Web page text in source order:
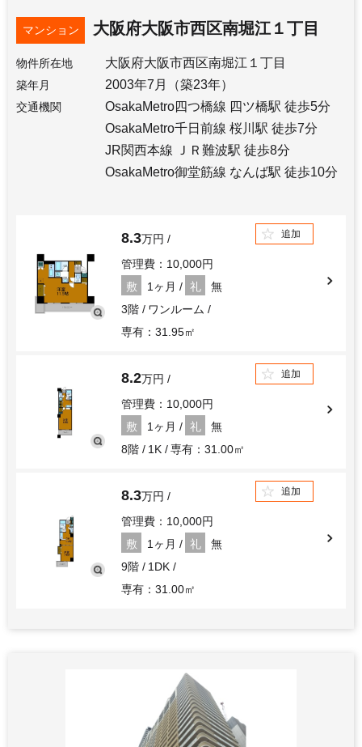
マンション 大阪府大阪市西区南堀江１丁目
物件所在地 大阪府大阪市西区南堀江１丁目
築年月 2003年7月（築23年）
交通機関
OsakaMetro四つ橋線 四ツ橋駅 徒歩5分
OsakaMetro千日前線 桜川駅 徒歩7分
JR関西本線 ＪＲ難波駅 徒歩8分
OsakaMetro御堂筋線 なんば駅 徒歩10分
8.3万円
管理費：10,000円
敷
1ヶ月 礼
無
3階
ワンルーム
専有：31.95㎡
追加
8.2万円
管理費：10,000円
敷
1ヶ月 礼
無
8階
1K 専有：31.00㎡
追加
8.3万円
管理費：10,000円
敷
1ヶ月 礼
無
9階
1DK
専有：31.00㎡
追加